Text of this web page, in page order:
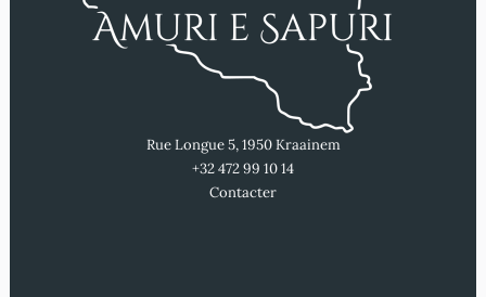
Rue Longue 5, 1950 Kraainem
+32 472 99 10 14
Contacter